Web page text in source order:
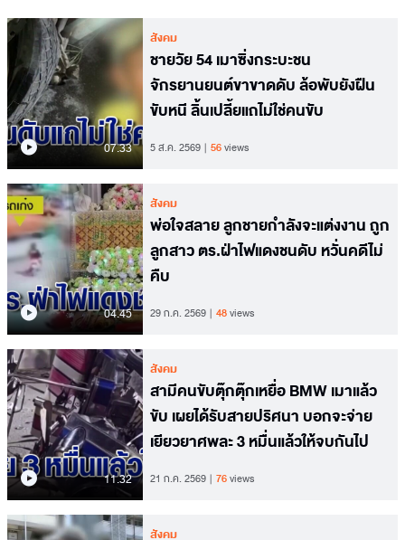
07.33
สังคม
ชายวัย 54 เมาซิ่งกระบะชน
จักรยานยนต์ขาขาดดับ ล้อพับยังฝืน
ขับหนี ลิ้นเปลี้ยแถไม่ใช่คนขับ
5 ส.ค. 2569 56views
04.45
สังคม
พ่อใจสลาย ลูกชายกำลังจะแต่งงาน ถูก
ลูกสาว ตร.ฝ่าไฟแดงชนดับ หวั่นคดีไม่
คืบ
29 ก.ค. 2569 48views
11.32
สังคม
สามีคนขับตุ๊กตุ๊กเหยื่อ BMW เมาแล้ว
ขับ เผยได้รับสายปริศนา บอกจะจ่าย
เยียวยาศพละ 3 หมื่นแล้วให้จบกันไป
21 ก.ค. 2569 76views
สังคม